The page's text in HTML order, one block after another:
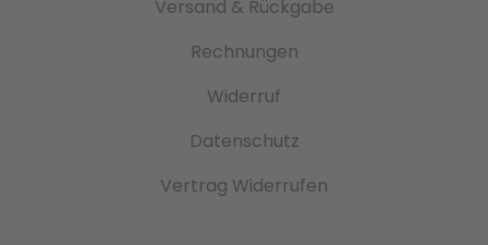
Versand & Rückgabe
Rechnungen
Widerruf
Datenschutz
Vertrag Widerrufen